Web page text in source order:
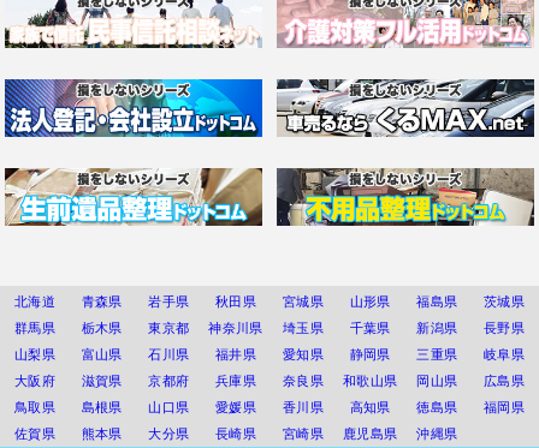
北海道 青森県 岩手県 秋田県 宮城県 山形県 福島県
茨城県
群馬県
栃木県 東京都 神奈川県 埼玉県 千葉県 新潟県
長野県
山梨県
富山県 石川県 福井県 愛知県 静岡県 三重県
岐阜県
大阪府
滋賀県 京都府 兵庫県 奈良県 和歌山県 岡山県
広島県
鳥取県
島根県 山口県 愛媛県 香川県 高知県 徳島県
福岡県
佐賀県
熊本県 大分県 長崎県 宮崎県 鹿児島県 沖縄県